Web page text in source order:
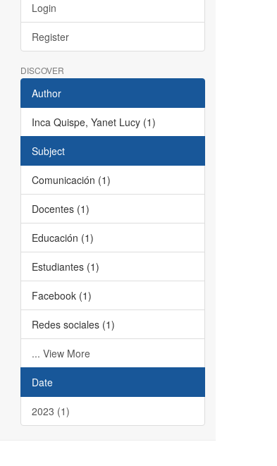
Login
Register
DISCOVER
Author
Inca Quispe, Yanet Lucy (1)
Subject
Comunicación (1)
Docentes (1)
Educación (1)
Estudiantes (1)
Facebook (1)
Redes sociales (1)
... View More
Date
2023 (1)